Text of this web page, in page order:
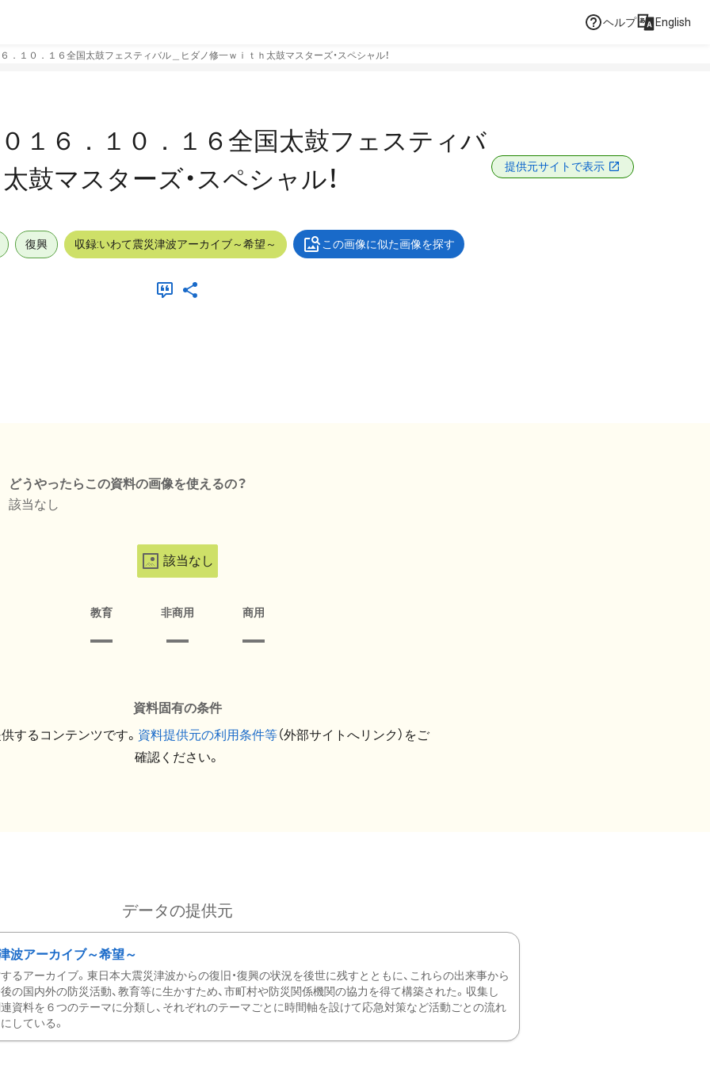
ヘルプ English
．１０．１６全国太鼓フェスティバル＿ヒダノ修一ｗｉｔｈ太鼓マスターズ・スペシャル！
１６．１０．１６全国太鼓フェスティバ
鼓マスターズ・スペシャル！
提供元サイトで表示
復興 収録:いわて震災津波アーカイブ～希望～ この画像に似た画像を探す
どうやったらこの資料の画像を使えるの？
該当なし
該当なし
教育 非商用 商用
資料固有の条件
するコンテンツです。 資料提供元の利用条件等（外部サイトへリンク）をご
確認ください。
データの提供元
波アーカイブ～希望～
るアーカイブ。東日本大震災津波からの復旧・復興の状況を後世に残すとともに、これらの出来事から
の国内外の防災活動、教育等に生かすため、市町村や防災関係機関の協力を得て構築された。収集し
資料を６つのテーマに分類し、それぞれのテーマごとに時間軸を設けて応急対策など活動ごとの流れ
している。